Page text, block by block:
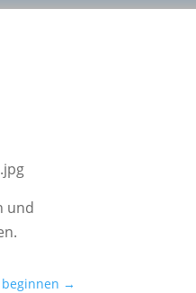
und
→